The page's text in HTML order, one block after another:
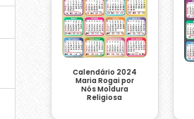
Calendário 2024
Maria Rogai por
Nós Moldura
Religiosa